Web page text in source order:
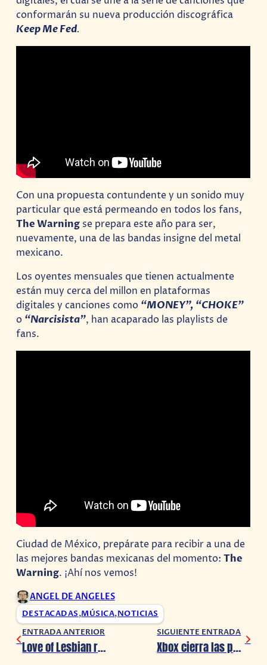
conformarán su nueva producción discográfica
Keep Me Fed.
Con una propuesta contundente y un sonido muy
particular que está permeando en todos los fans,
The Warning se prepara este año para ser,
nuevamente, una de las bandas insigne del metal
mexicano.
Los oyentes mensuales que tienen actualmente
están muy cerca del millon en plataformas
digitales y canciones como “MONEY”, “CHOKE”
o “Narcisista”, han acaparado las playlists de
fans.
Ciudad de México, prepárate para recibir a una de
las mejores bandas mexicanas del momento:The
Warning. ¡Ahí nos vemos!
ANGEL DE ANGELES
DESTACADAS,MÚSICA,NOTICIAS
ENTRADA ANTERIOR
Love of Lesbian regresa a México en noviembre 2024
SIGUIENTE ENTRADA
Xbox cierra las puertas de Tango Gameworks y otro